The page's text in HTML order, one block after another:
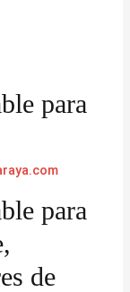
para
para
de